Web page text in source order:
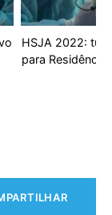
HSJA 2022:
para Residência